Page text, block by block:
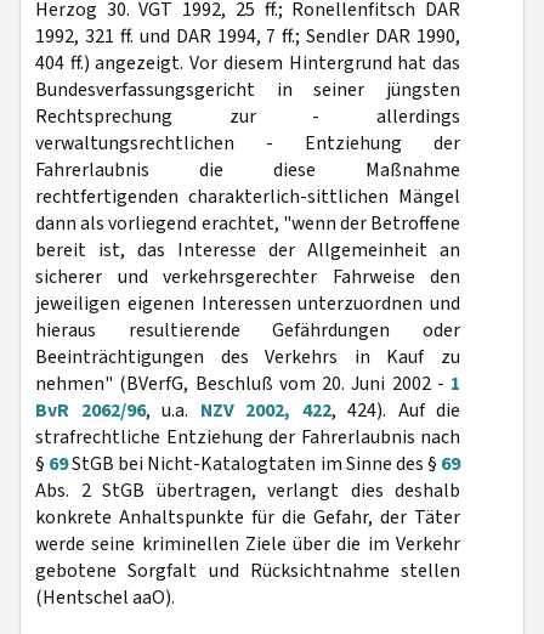
Herzog 30. VGT 1992, 25 ff.; Ronellenfitsch DAR
1992, 321 ff. und DAR 1994, 7 ff.; Sendler DAR 1990,
404 ff.) angezeigt. Vor diesem Hintergrund hat das
Bundesverfassungsgericht in seiner jüngsten
Rechtsprechung zur - allerdings
verwaltungsrechtlichen - Entziehung der
Fahrerlaubnis die diese Maßnahme
rechtfertigenden charakterlich-sittlichen Mängel
dann als vorliegend erachtet, "wenn der Betroffene
bereit ist, das Interesse der Allgemeinheit an
sicherer und verkehrsgerechter Fahrweise den
jeweiligen eigenen Interessen unterzuordnen und
hieraus resultierende Gefährdungen oder
Beeinträchtigungen des Verkehrs in Kauf zu
nehmen" (BVerfG, Beschluß vom 20. Juni 2002 - 1
BvR 2062/96, u.a. NZV 2002, 422, 424). Auf die
strafrechtliche Entziehung der Fahrerlaubnis nach
§ 69StGB bei Nicht-Katalogtaten im Sinne des § 69
Abs. 2 StGB übertragen, verlangt dies deshalb
konkrete Anhaltspunkte für die Gefahr, der Täter
werde seine kriminellen Ziele über die im Verkehr
gebotene Sorgfalt und Rücksichtnahme stellen
(Hentschel aaO).